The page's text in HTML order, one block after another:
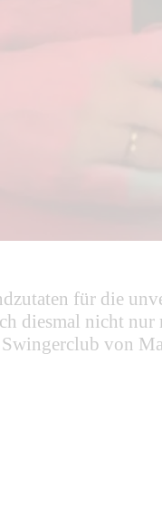
für die
diesmal nicht
von